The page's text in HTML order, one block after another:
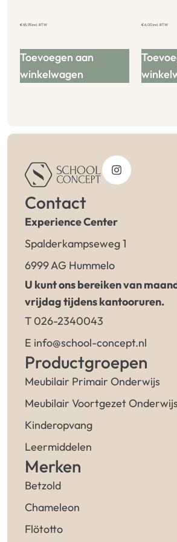
€65,95incl. BTW
Toevoegen aan
winkelwagen
€6,00incl. BTW
Contact
Experience Center
Spalderkampseweg 1
6999 AG Hummelo
U kunt ons bereiken van
vrijdag tijdens kantooruren.
T 026-2340043
E info@school-concept.nl
Productgroepen
Meubilair Primair Onderwijs
Meubilair Voortgezet Onderwijs
Kinderopvang
Leermiddelen
Merken
Betzold
Chameleon
Flötotto